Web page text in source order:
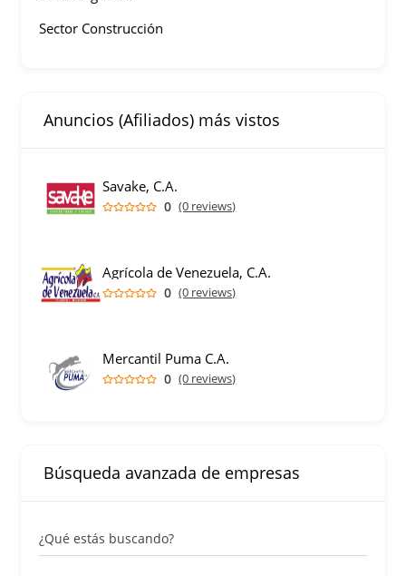
Sector Construcción
Anuncios (Afiliados) más vistos
Savake, C.A.
0 (0 reviews)
Agrícola de Venezuela, C.A.
0 (0 reviews)
Mercantil Puma C.A.
0 (0 reviews)
Búsqueda avanzada de empresas
¿Qué estás buscando?